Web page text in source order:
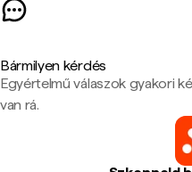
Bármilyen kérdés
Egyértelmű válaszok gyakori
van rá.